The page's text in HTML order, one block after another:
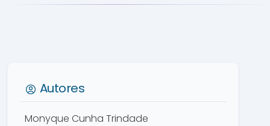
Autores
Monyque Cunha Trindade